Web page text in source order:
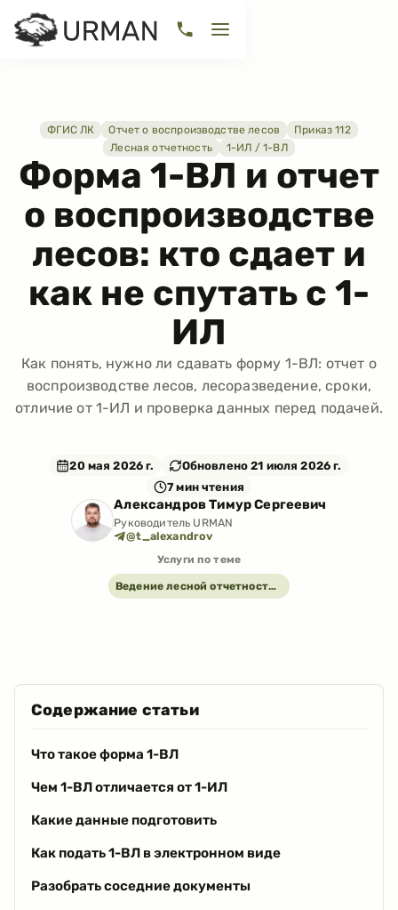
ФГИС ЛК Отчет о воспроизводстве лесов
Приказ 112
Лесная отчетность
1-ИЛ / 1-ВЛ
Форма 1-ВЛ и отчет
о воспроизводстве
лесов: кто сдает и
как не спутать с 1-
ИЛ
Как понять, нужно ли сдавать форму 1-ВЛ: отчет о
воспроизводстве лесов, лесоразведение, сроки,
отличие от 1-ИЛ и проверка данных перед подачей.
20 мая 2026 г. Обновлено21 июля 2026 г.
7 мин чтения
Александров Тимур Сергеевич
Руководитель URMAN
@t_alexandrov
Услуги по теме
Ведение лесной отчетности под ключ
Содержание статьи
Что такое форма 1-ВЛ
Чем 1-ВЛ отличается от 1-ИЛ
Какие данные подготовить
Как подать 1-ВЛ в электронном виде
Разобрать соседние документы